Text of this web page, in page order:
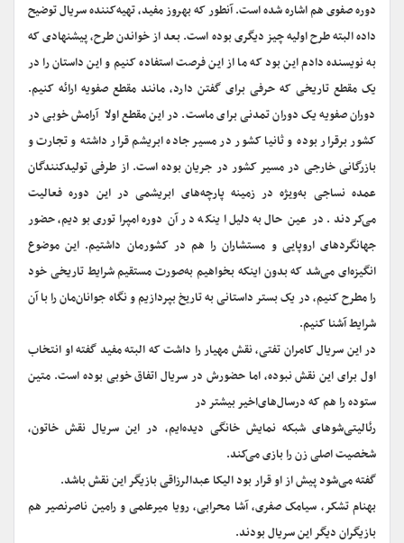
دوره صفوی هم اشاره شده است. آنطور که بهروز مفید، تهیه‌کننده سریال توضیح
داده البته طرح اولیه چیز دیگری بوده است. بعد از خواندن طرح، پیشنهادی که
به نویسنده دادم این بود که ما از این فرصت استفاده کنیم و این داستان را در
یک مقطع تاریخی که حرفی برای گفتن دارد، مانند مقطع صفویه ارائه کنیم.
دوران صفویه یک دوران تمدنی برای ماست. در این مقطع اولا ‌ آرامش خوبی در
کشور برقرار بوده و ثانیا کشور در مسیر جاده ابریشم قرار داشته و تجارت و
بازرگانی خارجی در مسیر کشور در جریان بوده است. از طرفی تولیدکنندگان
عمده نساجی به‌ویژه در زمینه پارچه‌های ابریشمی‌ در این دوره فعالیت
می‌کردند. در عین حال به‌دلیل اینکه در آن دوره امپراتوری بودیم، حضور
جهانگردهای اروپایی و مستشاران را هم در کشورمان داشتیم. این موضوع
انگیزه‌ای می‌شد که بدون اینکه بخواهیم به‌صورت مستقیم شرایط تاریخی خود
را مطرح کنیم، در یک بستر داستانی به تاریخ بپردازیم و نگاه جوانان‌مان را با آن
شرایط آشنا کنیم.
در این سریال کامران تفتی، نقش مهیار را داشت که البته مفید گفته او انتخاب
اول برای این نقش نبوده، اما حضورش در سریال اتفاق خوبی بوده است. متین
ستوده را هم که درسال‌های‌اخیر‌ بیشتر در
رئالیتی‌شوهای شبکه نمایش خانگی دیده‌ایم، در این سریال نقش خاتون،
شخصیت اصلی زن را بازی می‌کند.
گفته می‌شود پیش از او قرار بود الیکا عبدالرزاقی بازیگر این نقش باشد.
بهنام تشکر، سیامک صفری، آشا محرابی، رویا میرعلمی‌ و رامین ناصرنصیر هم
بازیگران دیگر این سریال بودند.